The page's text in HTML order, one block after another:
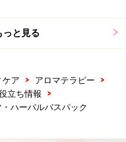
っと見る
ケア > アロマテラピー
>
立ち情報
>
ハーバルバスパック